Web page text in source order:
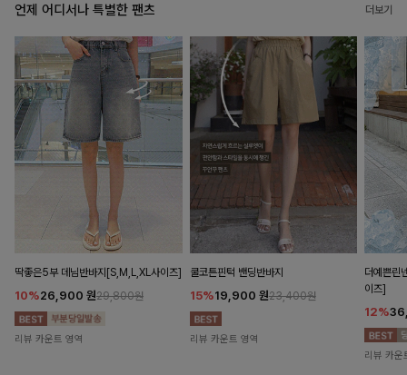
언제 어디서나 특별한 팬츠 더보기
딱좋은5부 데님반바지[S,M,L,XL사이즈]
10%26,900 원29,800원
리뷰 카운트 영역
쿨코튼핀턱 밴딩반바지
15%19,900 원23,400원
리뷰 카운트 영역
더예쁜린
이즈]
12%
리뷰 카운